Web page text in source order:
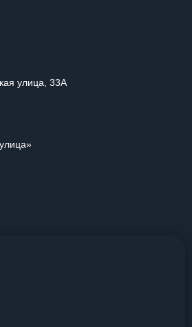
улица, 33А